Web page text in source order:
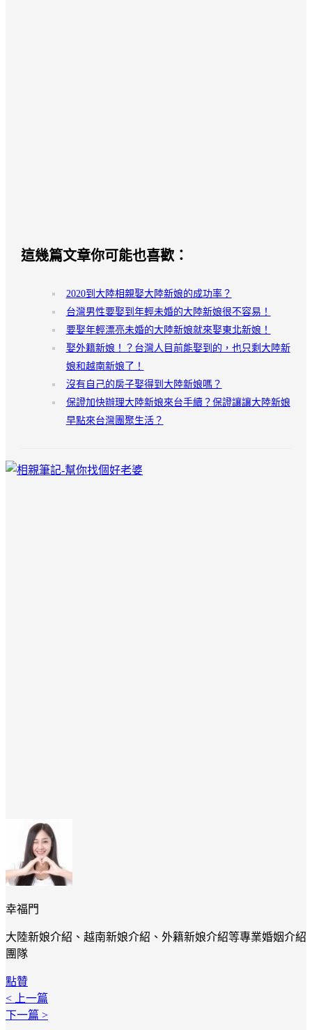
這幾篇文章你可能也喜歡：
2020到大陸相親娶大陸新娘的成功率？
台灣男性要娶到年輕未婚的大陸新娘很不容易！
要娶年輕漂亮未婚的大陸新娘就來娶東北新娘！
娶外籍新娘！？台灣人目前能娶到的，也只剩大陸新
娘和越南新娘了！
沒有自己的房子娶得到大陸新娘嗎？
保證加快辦理大陸新娘來台手續？保證讓讓大陸新娘
早點來台灣團聚生活？
幸福門
大陸新娘介紹、越南新娘介紹、外籍新娘介紹等專業婚姻介紹
團隊
點贊
< 上一篇
下一篇 >